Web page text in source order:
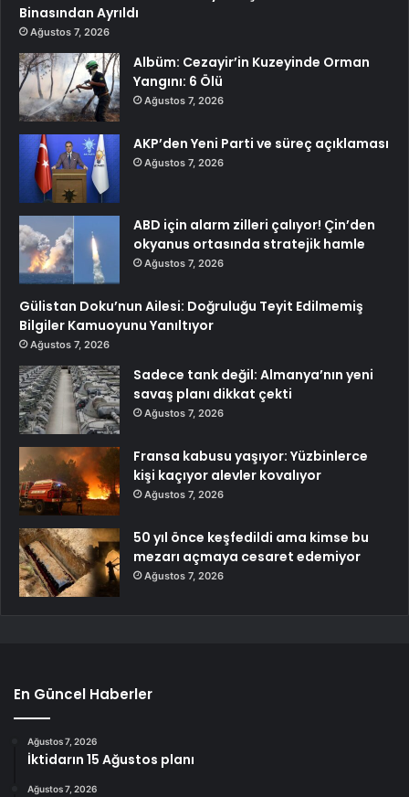
Binasından Ayrıldı
Ağustos 7, 2026
Albüm: Cezayir’in Kuzeyinde Orman
Yangını: 6 Ölü
Ağustos 7, 2026
AKP’den Yeni Parti ve süreç açıklaması
Ağustos 7, 2026
ABD için alarm zilleri çalıyor! Çin’den
okyanus ortasında stratejik hamle
Ağustos 7, 2026
Gülistan Doku’nun Ailesi: Doğruluğu Teyit Edilmemiş
Bilgiler Kamuoyunu Yanıltıyor
Ağustos 7, 2026
Sadece tank değil: Almanya’nın yeni
savaş planı dikkat çekti
Ağustos 7, 2026
Fransa kabusu yaşıyor: Yüzbinlerce
kişi kaçıyor alevler kovalıyor
Ağustos 7, 2026
50 yıl önce keşfedildi ama kimse bu
mezarı açmaya cesaret edemiyor
Ağustos 7, 2026
En Güncel Haberler
Ağustos 7, 2026
İktidarın 15 Ağustos planı
Ağustos 7, 2026